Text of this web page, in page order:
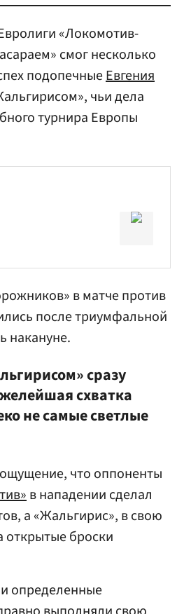
«Локомотив-
смог несколько
подопечныеЕвгения
чьи дела
турнира Европы
в матче против
после триумфальной
накануне.
сразу
схватка
не самые светлые
что оппоненты
в нападении сделал
а «Жальгирис», в свою
открытые броски
определенные